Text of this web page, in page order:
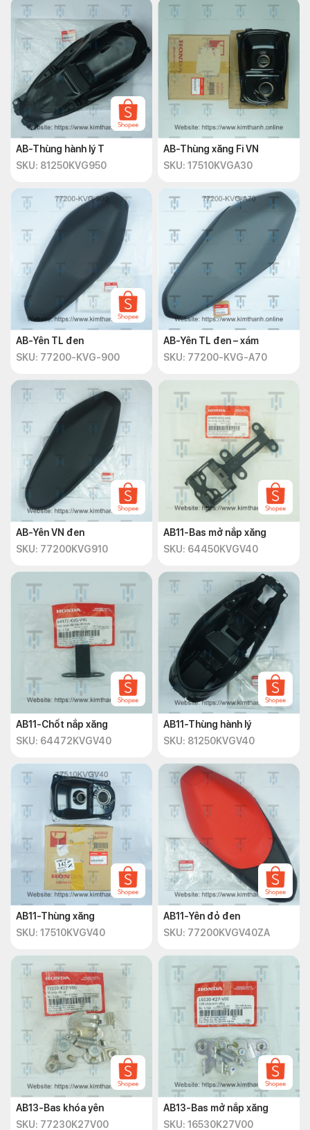
AB-Thùng hành lý T
SKU: 81250KVG950
AB-Thùng xăng Fi VN
SKU: 17510KVGA30
AB-Yên TL đen
SKU: 77200-KVG-900
AB-Yên TL đen – xám
SKU: 77200-KVG-A70
AB-Yên VN đen
SKU: 77200KVG910
AB11-Bas mở nắp xăng
SKU: 64450KVGV40
AB11-Chốt nắp xăng
SKU: 64472KVGV40
AB11-Thùng hành lý
SKU: 81250KVGV40
AB11-Thùng xăng
SKU: 17510KVGV40
AB11-Yên đỏ đen
SKU: 77200KVGV40ZA
AB13-Bas khóa yên
SKU: 77230K27V00
AB13-Bas mở nắp xăng
SKU: 16530K27V00